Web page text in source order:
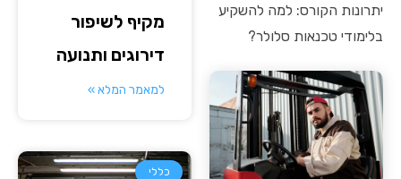
יתרונות הקורס: למה להשקיע
בלימודי טכנאות סלולר?
מקיף לשיפור
דירוגים ותנועה
למאמר המלא »
כללי